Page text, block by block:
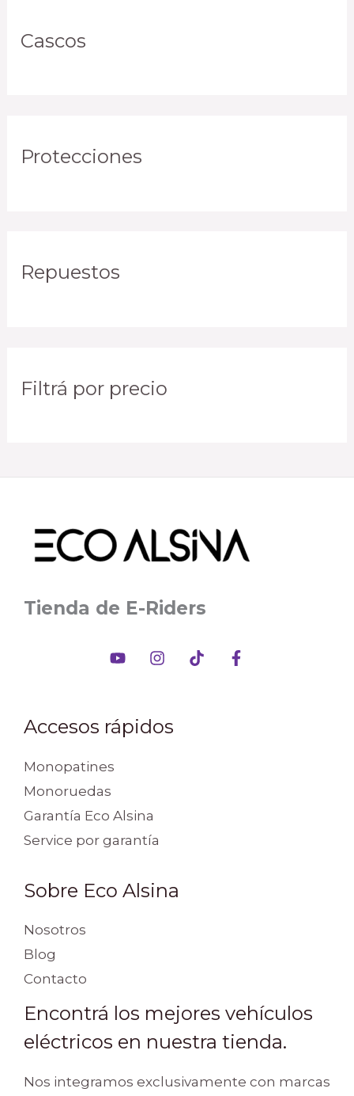
Cascos
Protecciones
Repuestos
Filtrá por precio
Tienda de E-Riders
Accesos rápidos
Monopatines
Monoruedas
Garantía Eco Alsina
Service por garantía
Sobre Eco Alsina
Nosotros
Blog
Contacto
Encontrá los mejores vehículos
eléctricos en nuestra tienda.
Nos integramos exclusivamente con marcas